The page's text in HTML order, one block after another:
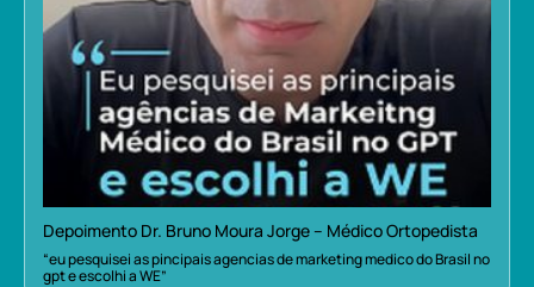
Depoimento Dr. Bruno Moura Jorge – Médico Ortopedista
“eu pesquisei as pincipais agencias de marketing medico do Brasil no
gpt e escolhi a WE”